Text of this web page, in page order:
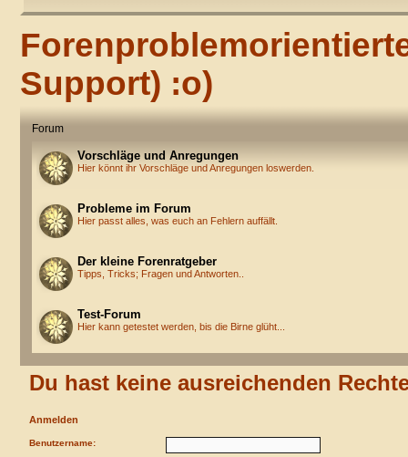
Support) :o)
Forum
Vorschläge und Anregungen
Hier könnt ihr Vorschläge und Anregungen loswerden.
Probleme im Forum
Hier passt alles, was euch an Fehlern auffällt.
Der kleine Forenratgeber
Tipps, Tricks; Fragen und Antworten..
Test-Forum
Hier kann getestet werden, bis die Birne glüht...
Du hast keine ausreichenden
Anmelden
Benutzername: